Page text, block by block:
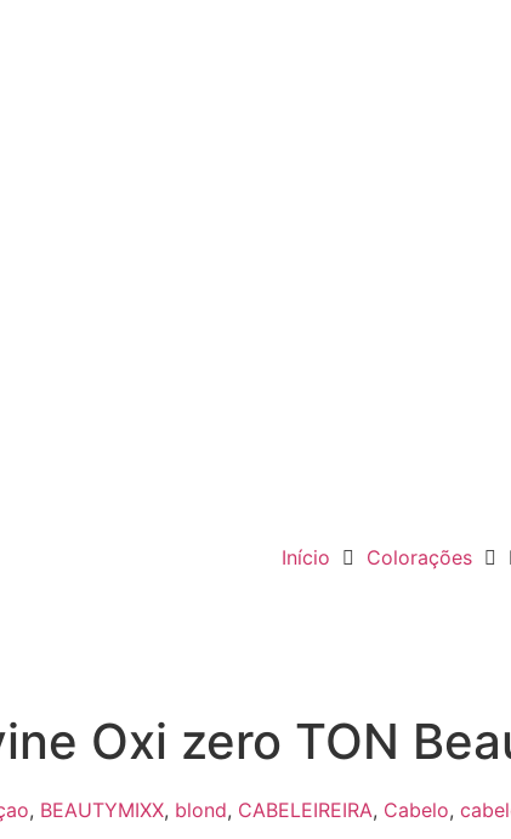
Início Colorações
Oxi zero TON
, BEAUTYMIXX, blond, CABELEIREIRA, Cabelo,